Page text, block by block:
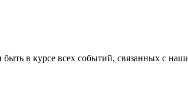
в курсе всех событий, связанных с